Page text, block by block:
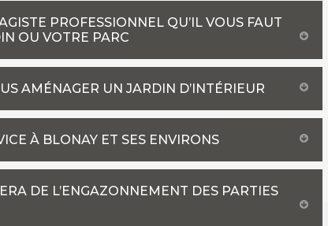
PROFESSIONNEL QU’IL VOUS FAUT
OU VOTRE PARC
AMÉNAGER UN JARDIN D’INTÉRIEUR
À BLONAY ET SES ENVIRONS
DE L’ENGAZONNEMENT DES PARTIES